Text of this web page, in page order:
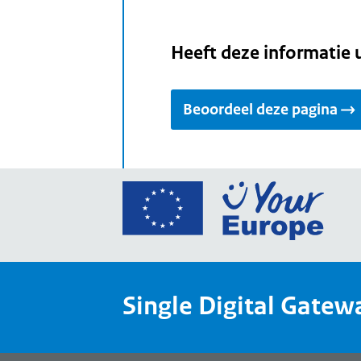
Heeft deze informatie
Beoordeel deze pagina
Ga
Your
een
Single Digital